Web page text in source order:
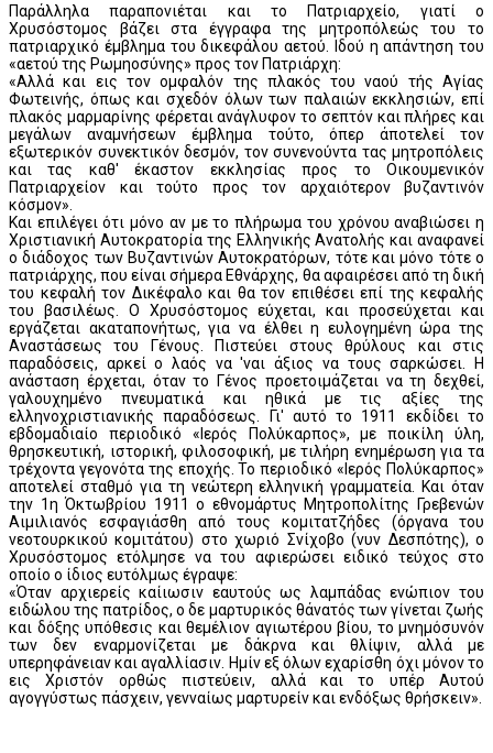
Παράλληλα παραπονιέται και το Πατριαρχείο, γιατί ο
Χρυσόστομος βάζει στα έγγραφα της μητροπόλεώς του το
πατριαρχικό έμβλημα του δικεφάλου αετού. Ιδού η απάντηση του
«αετού της Ρωμηοσύνης» προς τον Πατριάρχη:
«Αλλά και εις τον ομφαλόν της πλακός του ναού τής Αγίας
Φωτεινής, όπως και σχεδόν όλων των παλαιών εκκλησιών, επί
πλακός μαρμαρίνης φέρεται ανάγλυφον το σεπτόν και πλήρες και
μεγάλων αναμνήσεων έμβλημα τούτο, όπερ άποτελεί τον
εξωτερικόν συνεκτικόν δεσμόν, τον συνενούντα τας μητροπόλεις
και τας καθ' έκαστον εκκλησίας προς το Οικουμενικόν
Πατριαρχείον και τούτο προς τον αρχαιότερον βυζαντινόν
κόσμον».
Και επιλέγει ότι μόνο αν με το πλήρωμα του χρόνου αναβιώσει η
Χριστιανική Αυτοκρατορία της Ελληνικής Ανατολής και αναφανεί
ο διάδοχος των Βυζαντινών Αυτοκρατόρων, τότε και μόνο τότε ο
πατριάρχης, που είναι σήμερα Εθνάρχης, θα αφαιρέσει από τη δική
του κεφαλή τον Δικέφαλο και θα τον επιθέσει επί της κεφαλής
του βασιλέως. Ο Χρυσόστομος εύχεται, και προσεύχεται και
εργάζεται ακαταπονήτως, για να έλθει η ευλογημένη ώρα της
Αναστάσεως του Γένους. Πιστεύει στους θρύλους και στις
παραδόσεις, αρκεί ο λαός να 'ναι άξιος να τους σαρκώσει. Η
ανάσταση έρχεται, όταν το Γένος προετοιμάζεται να τη δεχθεί,
γαλουχημένο πνευματικά και ηθικά με τις αξίες της
ελληνοχριστιανικής παραδόσεως. Γι' αυτό το 1911 εκδίδει το
εβδομαδιαίο περιοδικό «Ιερός Πολύκαρπος», με ποικίλη ύλη,
θρησκευτική, ιστορική, φιλοσοφική, με τιλήρη ενημέρωση για τα
τρέχοντα γεγονότα της εποχής. Το περιοδικό «Ιερός Πολύκαρπος»
αποτελεί σταθμό για τη νεώτερη ελληνική γραμματεία. Και όταν
την 1η Όκτωβρίου 1911 ο εθνομάρτυς Μητροπολίτης Γρεβενών
Αιμιλιανός εσφαγιάσθη από τους κομιτατζήδες (όργανα του
νεοτουρκικού κομιτάτου) στο χωριό Σνίχοβο (νυν Δεσπότης), ο
Χρυσόστομος ετόλμησε να του αφιερώσει ειδικό τεύχος στο
οποίο ο ίδιος ευτόλμως έγραψε:
«Όταν αρχιερείς καίιωσιν εαυτούς ως λαμπάδας ενώπιον του
ειδώλου της πατρίδος, ο δε μαρτυρικός θάνατός των γίνεται ζωής
και δόξης υπόθεσις και θεμέλιον αγιωτέρου βίου, το μνημόσυνόν
των δεν εναρμονίζεται με δάκρνα και θλίψιν, αλλά με
υπερηφάνειαν και αγαλλίασιν. Ημίν εξ όλων εχαρίσθη όχι μόνον το
εις Χριστόν ορθώς πιστεύειν, αλλά και το υπέρ Αυτού
αγογγύστως πάσχειν, γενναίως μαρτυρείν και ενδόξως θρήσκειν».